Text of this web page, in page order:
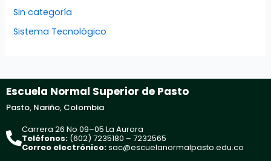
Sin categoría
Sistema Tecnológico
Escuela Normal Superior de Pasto
Pasto, Nariño, Colombia
Carrera 26 No 09–05 La Aurora
Teléfonos: (602) 7235180 – 7232565
Correo electrónico:sac@escuelanormalpasto.edu.co